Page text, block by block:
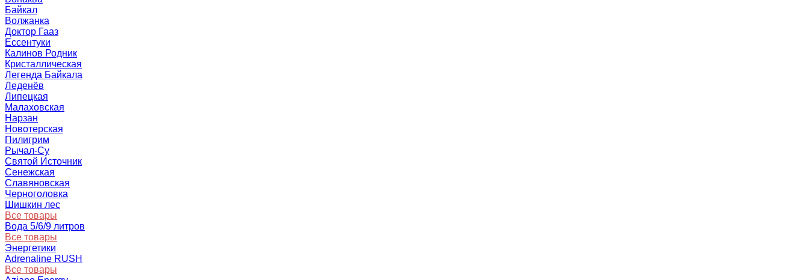
Байкал
Волжанка
Доктор Гааз
Ессентуки
Калинов Родник
Кристаллическая
Легенда Байкала
Леденёв
Липецкая
Малаховская
Нарзан
Новотерская
Пилигрим
Рычал-Су
Святой Источник
Сенежская
Славяновская
Черноголовка
Шишкин лес
Все товары
Вода 5/6/9 литров
Все товары
Энергетики
Adrenaline RUSH
Все товары